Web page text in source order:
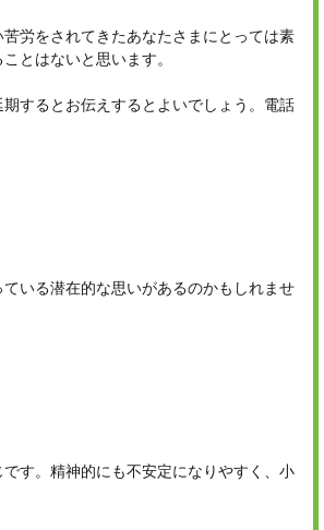
労をされてきたあなたさまにとっては素
とはないと思います。
するとお伝えするとよいでしょう。電話
いる潜在的な思いがあるのかもしれませ
す。精神的にも不安定になりやすく、小